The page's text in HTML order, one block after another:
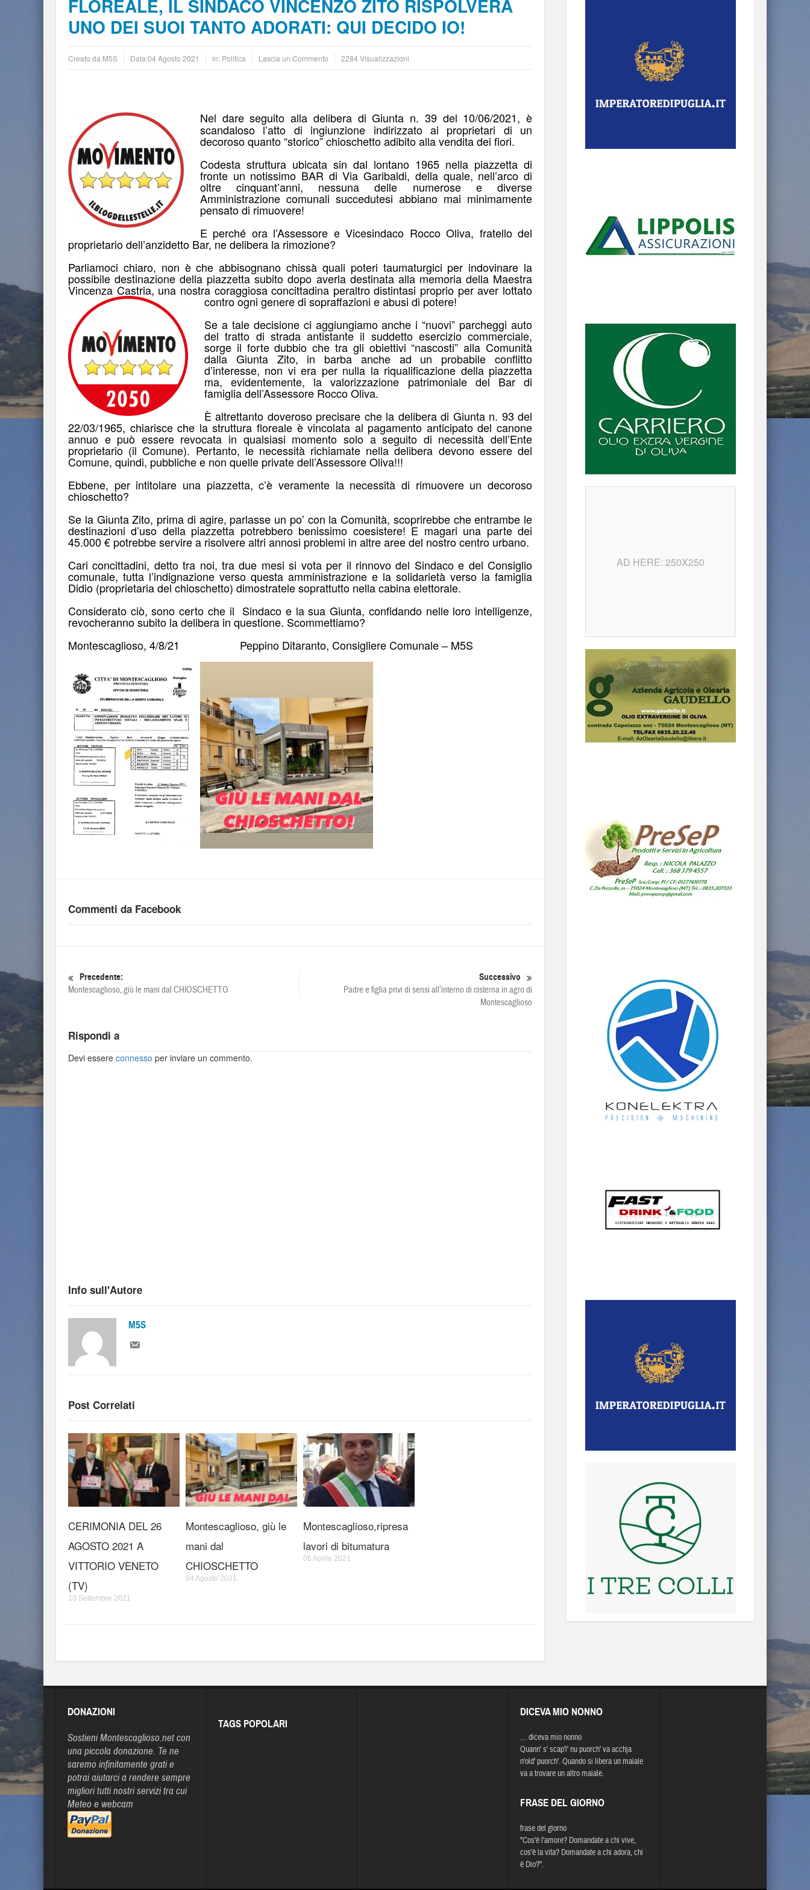
FLOREALE, IL SINDACO VINCENZO ZITO RISPOLVERA
UNO DEI SUOI TANTO ADORATI: QUI DECIDO IO!
Creato da M5S Data:04 Agosto 2021 in: Politica Lascia un Commento 2284 Visualizzazioni
Nel dareseguito alla delibera di Giunta n. 39 del 10/06/2021, è
scandaloso l’atto di ingiunzione indirizzato ai proprietari di un
decoroso quanto “storico” chioschetto adibito alla vendita dei fiori.
Codesta struttura ubicata sin dal lontano 1965 nella piazzetta di
fronte un notissimo BAR di Via Garibaldi, della quale, nell’arco di
oltre cinquant’anni, nessuna delle numerose e diverse
Amministrazione comunali succedutesi abbiano mai minimamente
pensato di rimuovere!
E perché ora l’Assessore e Vicesindaco Rocco Oliva, fratello del
proprietario dell’anzidetto Bar, ne delibera la rimozione?
Parliamoci chiaro, non è che abbisognano chissà quali poteri taumaturgici per indovinare la
possibile destinazione della piazzetta subito dopo averla destinata alla memoria della Maestra
Vincenza Castria, una nostra coraggiosa concittadina peraltro distintasi proprio per aver lottato
contro ogni genere di sopraffazioni e abusi di potere!
Se a tale decisione ci aggiungiamo anche i “nuovi” parcheggi auto
del tratto di strada antistante il suddetto esercizio commerciale,
sorge il forte dubbio che tra gli obiettivi “nascosti” alla Comunità
dalla Giunta Zito, in barba anche ad un probabile conflitto
d’interesse, non vi era per nulla la riqualificazione della piazzetta
ma, evidentemente, la valorizzazione patrimoniale del Bar di
famiglia dell’Assessore Rocco Oliva.
È altrettanto doveroso precisare che la delibera di Giunta n. 93 del
22/03/1965, chiarisce che la struttura floreale è vincolata al pagamento anticipato del canone
annuo e può essere revocata in qualsiasi momento solo a seguito di necessità dell’Ente
proprietario (il Comune). Pertanto, le necessità richiamate nella delibera devono essere del
Comune, quindi, pubbliche e non quelle private dell’Assessore Oliva!!!
Ebbene, per intitolare una piazzetta, c’è veramente la necessità di rimuovere un decoroso
chioschetto?
Se la Giunta Zito, prima di agire, parlasse un po’ con la Comunità, scoprirebbe che entrambe le
destinazioni d’uso della piazzetta potrebbero benissimo coesistere! E magari una parte dei
45.000 € potrebbe servire a risolvere altri annosi problemi in altre aree del nostro centro urbano.
Cari concittadini, detto tra noi, tra due mesi si vota per il rinnovo del Sindaco e del Consiglio
comunale, tutta l’indignazione verso questa amministrazione e la solidarietà verso la famiglia
Didio (proprietaria del chioschetto) dimostratele soprattutto nella cabina elettorale.
Considerato ciò, sono certo che il Sindaco e la sua Giunta, confidando nelle loro intelligenze,
revocheranno subito la delibera in questione. Scommettiamo?
Montescaglioso, 4/8/21 Peppino Ditaranto, Consigliere Comunale – M5S
Commenti da Facebook
Precedente:
Montescaglioso, giù le mani dal CHIOSCHETTO
Successivo
Padre e figlia privi di sensi all’interno di cisterna in agro di
Montescaglioso
Rispondi a
Devi essere connesso per inviare un commento.
Info sull'Autore
M5S
Post Correlati
CERIMONIA DEL 26
AGOSTO 2021 A
VITTORIO VENETO
(TV)
13 Settembre 2021
Montescaglioso, giù le
mani dal
CHIOSCHETTO
04 Agosto 2021
Montescaglioso,ripresa
lavori di bitumatura
06 Aprile 2021
AD HERE: 250X250
DONAZIONI
Sostieni Montescaglioso.net con
una piccola donazione. Te ne
saremo infinitamente grati e
potrai aiutarci a rendere sempre
migliori tutti nostri servizi tra cui
Meteo e webcam
TAGS POPOLARI
DICEVA MIO NONNO
… diceva mio nonno
Quann' s' scap'l' nu puorch' va acchja
n'old' puorch'. Quando si libera un maiale
va a trovare un altro maiale.
FRASE DEL GIORNO
frase del giorno
"Cos'è l'amore? Domandate a chi vive,
cos'è la vita? Domandate a chi adora, chi
è Dio?".